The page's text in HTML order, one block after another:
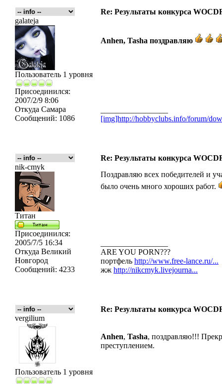
Re: Результаты конкурса
galateja
Пользователь 1 уровня
Присоединился:
2007/2/9 8:06
Откуда Самара
Сообщений: 1086
Anhen, Tasha поздравляю
[img]http://hobbyclubs.info/forum/
Re: Результаты конкурса
nik-cmyk
Титан
Присоединился:
2005/7/5 16:34
Откуда Великий
Новгород
Сообщений: 4233
Поздравляю всех победителей и
было очень много хороших работ.
ARE YOU PORN???
портфель http://www.free-lance.ru/...
жж http://nikcmyk.livejourna...
Re: Результаты конкурса
vergilium
Пользователь 1 уровня
Anhen, Tasha, поздравляю!!!
преступлением.